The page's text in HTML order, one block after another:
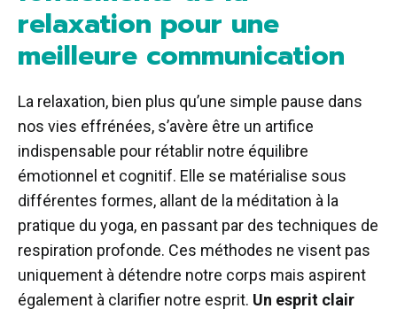
relaxation pour une
meilleure communication
La relaxation, bien plus qu’une simple pause dans
nos vies effrénées, s’avère être un artifice
indispensable pour rétablir notre équilibre
émotionnel et cognitif. Elle se matérialise sous
différentes formes, allant de la méditation à la
pratique du yoga, en passant par des techniques de
respiration profonde. Ces méthodes ne visent pas
uniquement à détendre notre corps mais aspirent
également à clarifier notre esprit. Un esprit clair